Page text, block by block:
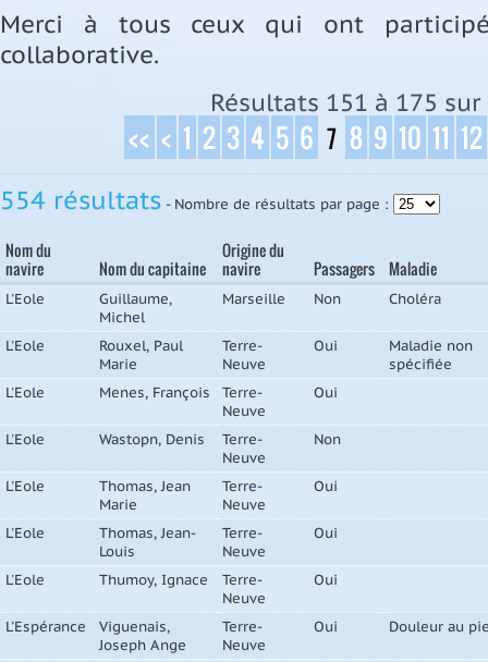
Merci à tous ceux qui ont
collaborative.
Résultats 151 à 175 sur
<< < 1 2 3 4 5 6 7 8 9 10 11 12
554 résultats - Nombre de résultats par page :
Nom du
navire
Nom du capitaine
Origine du
navire
Passagers Maladie
L'Eole
Guillaume,
Michel
Marseille Non Choléra
L'Eole
Rouxel, Paul
Marie
Terre-
Neuve
Oui
Maladie non
spécifiée
L'Eole
Menes, François
Terre-
Neuve
Oui
L'Eole Wastopn, Denis
Terre-
Neuve
Non
L'Eole
Thomas, Jean
Marie
Terre-
Neuve
Oui
L'Eole
Thomas, Jean-
Louis
Terre-
Neuve
Oui
L'Eole Thumoy, Ignace
Terre-
Neuve
Oui
L'Espérance
Viguenais,
Joseph Ange
Terre-
Neuve
Oui Douleur au